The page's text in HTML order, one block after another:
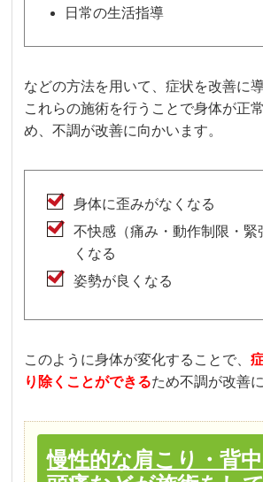
日常の生活指導
などの方法を用いて、症状を改善に導
これらの施術を行うことで身体が正
め、不調が改善に向かいます。
身体に歪みがなくなる
不快感（痛み・動作制限・緊
くなる
姿勢が良くなる
このように身体が変化することで、
り除くことができるため不調が改善
慢性的な肩こり・背中